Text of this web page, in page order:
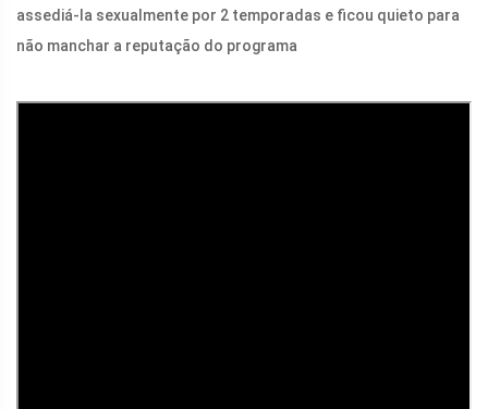
assediá-la sexualmente por 2 temporadas e ficou quieto para
não manchar a reputação do programa